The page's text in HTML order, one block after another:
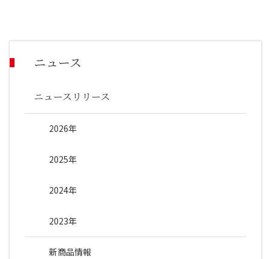
ニュース
ニュースリリース
2026年
2025年
2024年
2023年
新商品情報